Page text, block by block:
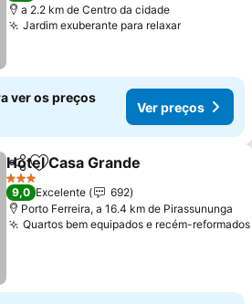
a 2.2 km de Centro da cidade
Jardim exuberante para relaxarVer
ver os preços
Ver preços
PartilharAdicionar aos favoritos
Hotel Casa Grande
3 Estrelas
9,0 Excelente
692
Porto Ferreira, a 16.4 km de Pirassununga
Quartos bem equipados e recém-reformados